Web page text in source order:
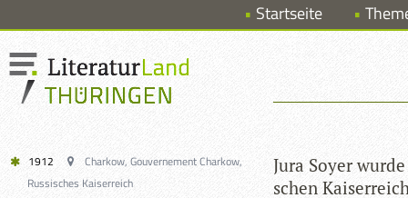
Startseite
1912
Charkow, Gouvernement Charkow,
Russisches Kaiserreich
Jura Soyer
schen